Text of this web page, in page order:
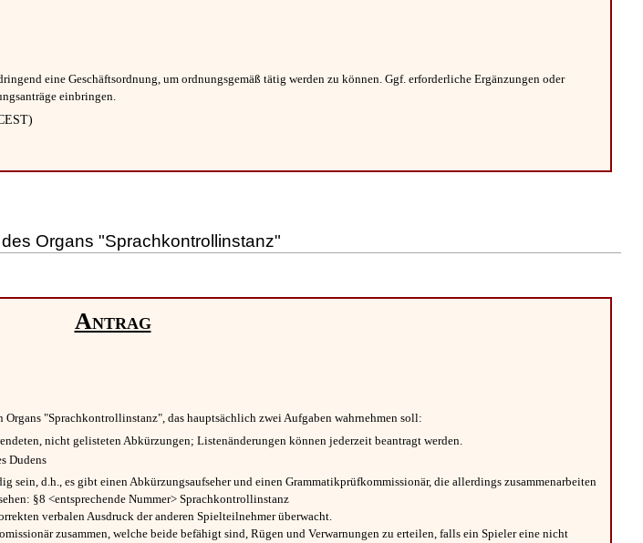
eine Geschäftsordnung, um ordnungsgemäß tätig werden zu können. Ggf. erforderliche Ergänzungen oder
einbringen.
Organs "Sprachkontrollinstanz"
Antrag
"Sprachkontrollinstanz", das hauptsächlich zwei Aufgaben wahrnehmen soll:
nicht gelisteten Abkürzungen; Listenänderungen können jederzeit beantragt werden.
Dudens
sein, d.h., es gibt einen Abkürzungsaufseher und einen Grammatikprüfkommissionär, die allerdings zusammenarbeiten
§8 <entsprechende Nummer> Sprachkontrollinstanz
verbalen Ausdruck der anderen Spielteilnehmer überwacht.
zusammen, welche beide befähigt sind, Rügen und Verwarnungen zu erteilen, falls ein Spieler eine nicht